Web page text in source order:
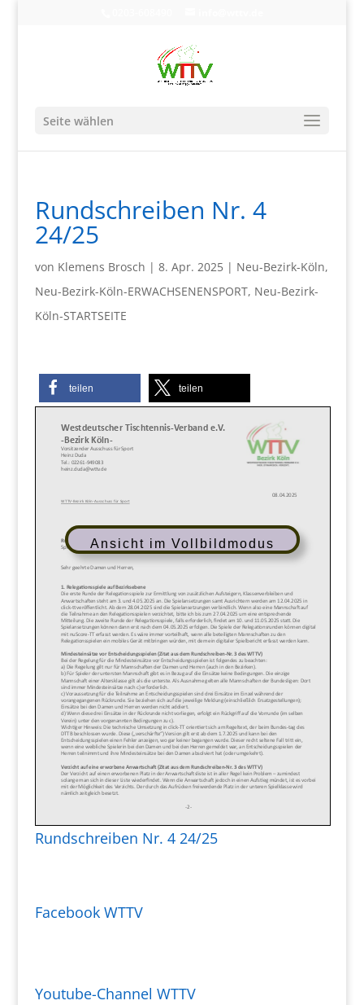
Seite wählen
Rundschreiben Nr. 4
24/25
von Klemens Brosch | 8. Apr. 2025| Neu-Bezirk-Köln,
Neu-Bezirk-Köln-ERWACHSENENSPORT, Neu-Bezirk-
Köln-STARTSEITE
teilen teilen
Ansicht im Vollbildmodus
Rundschreiben Nr. 4 24/25
Facebook WTTV
Youtube-Channel WTTV